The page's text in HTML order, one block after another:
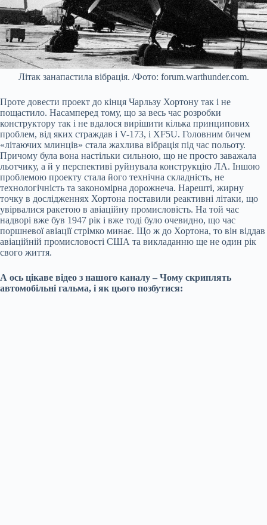
Літак занапастила вібрація. /Фото: forum.warthunder.com.
Проте довести проект до кінця Чарльзу Хортону так і не
пощастило. Насамперед тому, що за весь час розробки
конструктору так і не вдалося вирішити кілька принципових
проблем, від яких страждав і V-173, і XF5U. Головним бичем
«літаючих млинців» стала жахлива вібрація під час польоту.
Причому була вона настільки сильною, що не просто заважала
льотчику, а й у перспективі руйнувала конструкцію ЛА. Іншою
проблемою проекту стала його технічна складність, не
технологічність та закономірна дорожнеча. Нарешті, жирну
точку в дослідженнях Хортона поставили реактивні літаки, що
увірвалися ракетою в авіаційну промисловість. На той час
надворі вже був 1947 рік і вже тоді було очевидно, що час
поршневої авіації стрімко минає. Що ж до Хортона, то він віддав
авіаційній промисловості США та викладанню ще не один рік
свого життя.
А ось цікаве відео з нашого каналу – Чому скриплять
автомобільні гальма, і як цього позбутися: